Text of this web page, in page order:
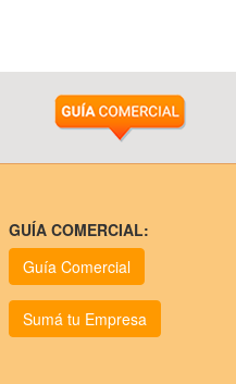
GUÍA COMERCIAL:
Guía Comercial
Sumá tu Empresa